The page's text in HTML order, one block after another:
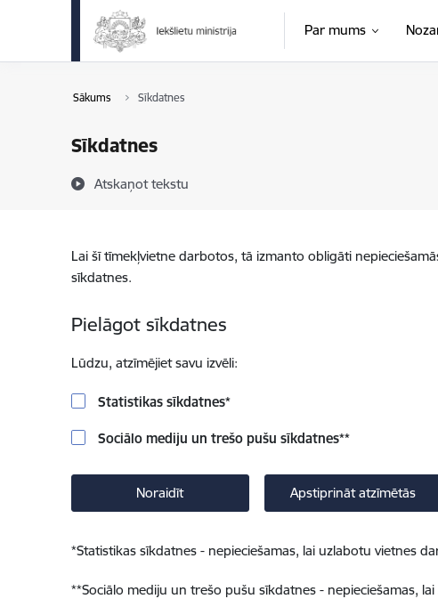
Pāriet uz lapas saturu
Par mums
Sākums Sīkdatnes
Sīkdatnes
Atskaņot tekstu
Lai šī tīmekļvietne darbotos, tā izmanto obligāti
sīkdatnes.
Pielāgot sīkdatnes
Lūdzu, atzīmējiet savu izvēli:
Statistikas sīkdatnes*
Sociālo mediju un trešo pušu sīkdatnes**
Noraidīt Apstiprināt atzīmētās
*Statistikas sīkdatnes - nepieciešamas, lai uzlabotu vietnes
**Sociālo mediju un trešo pušu sīkdatnes - nepieciešamas,